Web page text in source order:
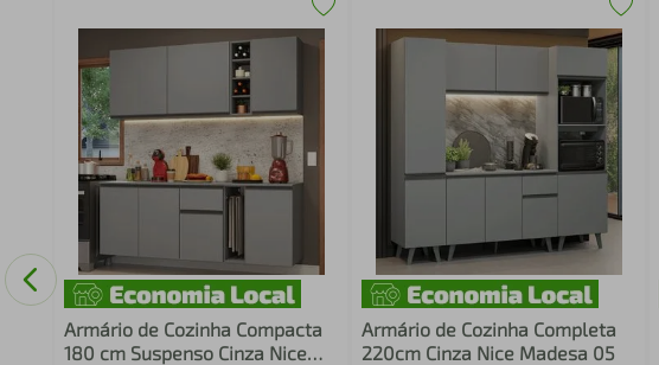
Armário de Cozinha Compacta
180 cm Suspenso Cinza Nice
Armário de Cozinha Completa
220cm Cinza Nice Madesa 05